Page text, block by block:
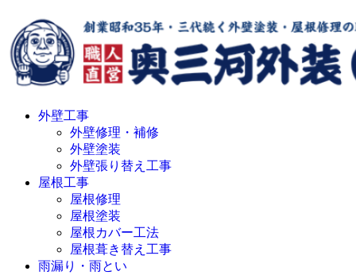
外壁工事
外壁修理・補修
外壁塗装
外壁張り替え工事
屋根工事
屋根修理
屋根塗装
屋根カバー工法
屋根葺き替え工事
雨漏り・雨とい